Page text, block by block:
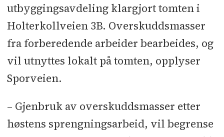
utbyggingsavdeling klargjort tomten i
Holterkollveien 3B. Overskuddsmasser
fra forberedende arbeider bearbeides, og
vil utnyttes lokalt på tomten, opplyser
Sporveien.
– Gjenbruk av overskuddsmasser etter
høstens sprengningsarbeid, vil begrense